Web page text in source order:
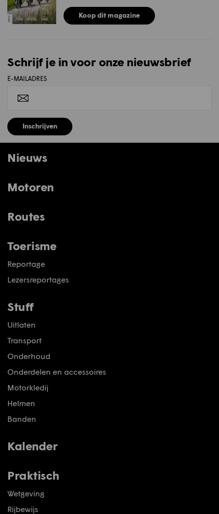
Koop dit magazine
Schrijf je in voor onze nieuwsbrief
E-MAILADRES
Inschrijven
Nieuws
Motoren
Routes
Toerisme
Reportage
Lezersreportages
Stuff
Uitlaten
Transport
Onderhoud
Onderdelen en accessoires
Motorkledij
Helmen
Banden
Kalender
Praktisch
Wetgeving
Rijbewijs